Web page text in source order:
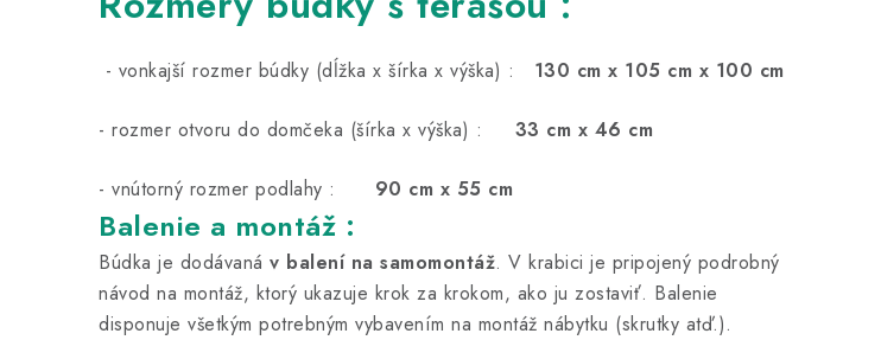
- vonkajší rozmer búdky (dĺžka x šírka x výška) : 130 cm x 105 cm x 100 cm
- rozmer otvoru do domčeka (šírka x výška) : 33 cm x 46 cm
- vnútorný rozmer podlahy : 90 cm x 55 cm
Balenie a montáž :
Búdka je dodávaná v balení na samomontáž. V krabici je pripojený podrobný
návod na montáž, ktorý ukazuje krok za krokom, ako ju zostaviť. Balenie
disponuje všetkým potrebným vybavením na montáž nábytku (skrutky atď.).